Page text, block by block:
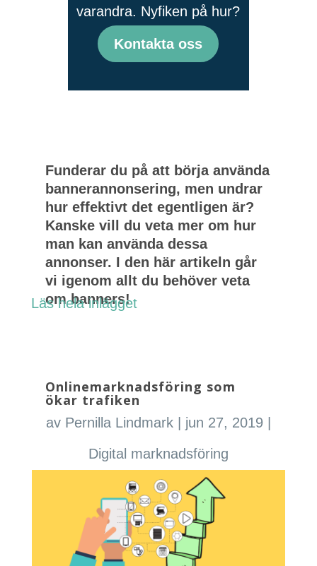
varandra. Nyfiken på hur?
Kontakta oss
Funderar du på att börja använda
bannerannonsering, men undrar
hur effektivt det egentligen är?
Kanske vill du veta mer om hur
man kan använda dessa
annonser. I den här artikeln går
vi igenom allt du behöver veta
om banners!
Läs hela inlägget
Onlinemarknadsföring som
ökar trafiken
av Pernilla Lindmark| jun 27, 2019
Digital marknadsföring